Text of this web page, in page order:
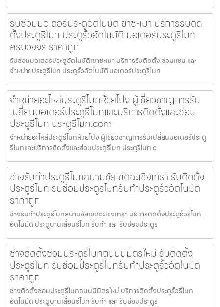
รับซ่อมมอเตอร์ประตูอัตโนมัติเขาชะเมา บริการรับติด
ตั้งประตูรีโมท ประตูรั้วอัตโนมัติ มอเตอร์ประตูรีโมท
ครบวงจร ราคาถูก
รับซ่อมมอเตอร์ประตูอัตโนมัติเขาชะเมา บริการรับติดตั้ง ซ่อมแซม และ
จำหน่ายประตูรีโมท ประตูรั้วอัตโนมัติ มอเตอร์ประตูรีโมท
จำหน่ายอะไหล่ประตูรีโมทห้วยโป่ง ผู้เชี่ยวชาญการรับ
เปลี่ยนมอเตอร์ประตูรีโมทและบริการติดตั้งและซ่อม
ประตูรีโมท ประตูรีโมท.com
จำหน่ายอะไหล่ประตูรีโมทห้วยโป่ง ผู้เชี่ยวชาญการรับเปลี่ยนมอเตอร์ประตู
รีโมทและบริการติดตั้งและซ่อมประตูรีโมท ประตูรีโมท.c
ช่างรับทำประตูรีโมทสนามชัยเขตฉะเชิงเทรา รับติดตั้ง
ประตูรีโมท รับซ่อมประตูรีโมทรับทำประตูรั้วอัตโนมัติ
ราคาถูก
ช่างรับทำประตูรีโมทสนามชัยเขตฉะเชิงเทรา บริการติดตั้งประตูรั้วรีโมท
อัตโนมัติ ประตูบานเลื่อนรีโมท รับทำ และ รับซ่อมประตูร
ช่างติดตั้งซ่อมประตูรีโมทถนนนิมิตรใหม่ รับติดตั้ง
ประตูรีโมท รับซ่อมประตูรีโมทรับทำประตูรั้วอัตโนมัติ
ราคาถูก
ช่างติดตั้งซ่อมประตูรีโมทถนนนิมิตรใหม่ บริการติดตั้งประตูรั้วรีโมท
อัตโนมัติ ประตูบานเลื่อนรีโมท รับทำ และ รับซ่อมประตูรี